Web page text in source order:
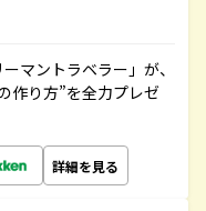
マントラベラー」が、
作り方”を全力プレゼ
詳細を見る